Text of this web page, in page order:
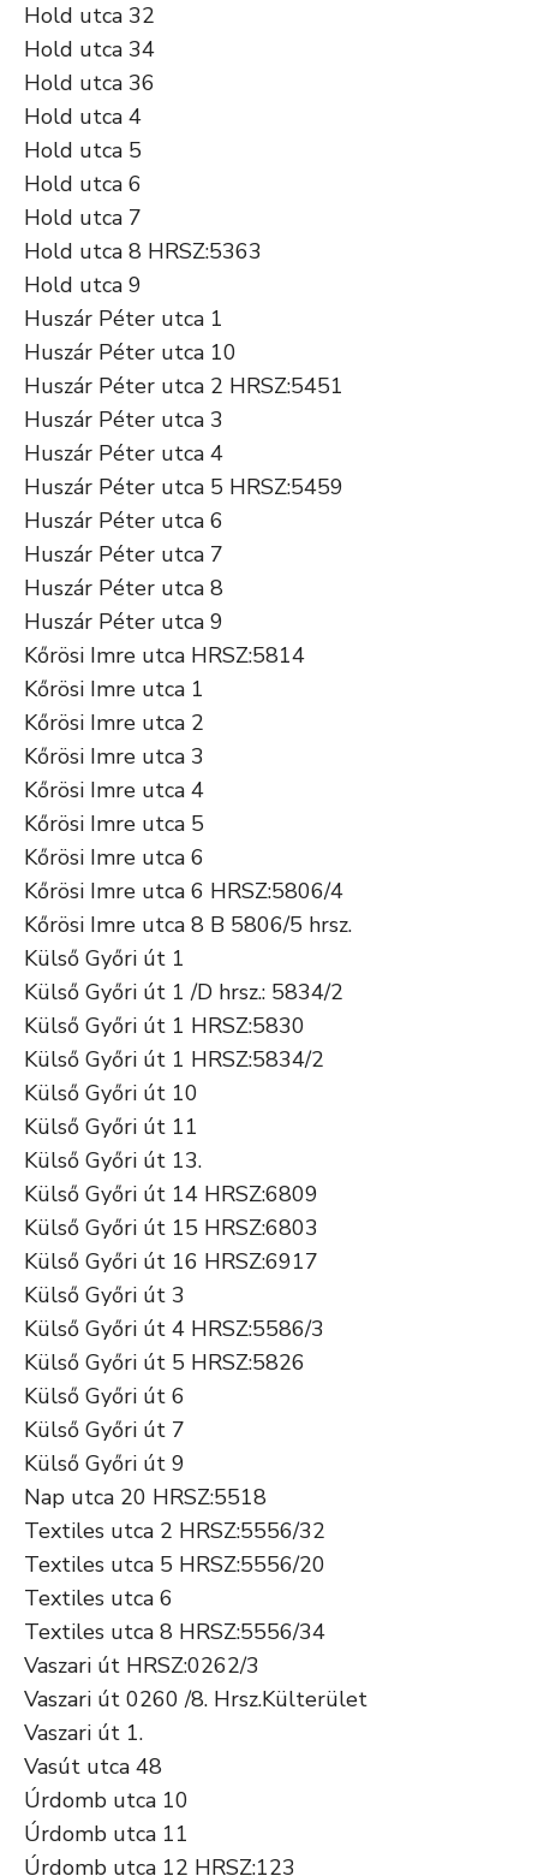
Hold utca 32
Hold utca 34
Hold utca 36
Hold utca 4
Hold utca 5
Hold utca 6
Hold utca 7
Hold utca 8 HRSZ:5363
Hold utca 9
Huszár Péter utca 1
Huszár Péter utca 10
Huszár Péter utca 2 HRSZ:5451
Huszár Péter utca 3
Huszár Péter utca 4
Huszár Péter utca 5 HRSZ:5459
Huszár Péter utca 6
Huszár Péter utca 7
Huszár Péter utca 8
Huszár Péter utca 9
Kőrösi Imre utca HRSZ:5814
Kőrösi Imre utca 1
Kőrösi Imre utca 2
Kőrösi Imre utca 3
Kőrösi Imre utca 4
Kőrösi Imre utca 5
Kőrösi Imre utca 6
Kőrösi Imre utca 6 HRSZ:5806/4
Kőrösi Imre utca 8 B 5806/5 hrsz.
Külső Győri út 1
Külső Győri út 1 /D hrsz.: 5834/2
Külső Győri út 1 HRSZ:5830
Külső Győri út 1 HRSZ:5834/2
Külső Győri út 10
Külső Győri út 11
Külső Győri út 13.
Külső Győri út 14 HRSZ:6809
Külső Győri út 15 HRSZ:6803
Külső Győri út 16 HRSZ:6917
Külső Győri út 3
Külső Győri út 4 HRSZ:5586/3
Külső Győri út 5 HRSZ:5826
Külső Győri út 6
Külső Győri út 7
Külső Győri út 9
Nap utca 20 HRSZ:5518
Textiles utca 2 HRSZ:5556/32
Textiles utca 5 HRSZ:5556/20
Textiles utca 6
Textiles utca 8 HRSZ:5556/34
Vaszari út HRSZ:0262/3
Vaszari út 0260 /8. Hrsz.Külterület
Vaszari út 1.
Vasút utca 48
Úrdomb utca 10
Úrdomb utca 11
Úrdomb utca 12 HRSZ:123